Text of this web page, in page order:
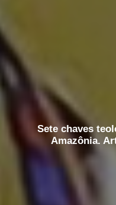
Sete chaves
Amazônia.